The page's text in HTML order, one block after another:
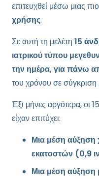
επιτευχθεί μέσω μιας πιο
χρήσης.
Σε αυτή τη μελέτη 15
ιατρικού τύπου
την ημέρα, για πάνω
του χρόνου σε
Έξι μήνες αργότερα, οι
είχαν επιτύχει:
Μια μέση αύξηση
εκατοστών (0,9
Μια μέση αύξηση